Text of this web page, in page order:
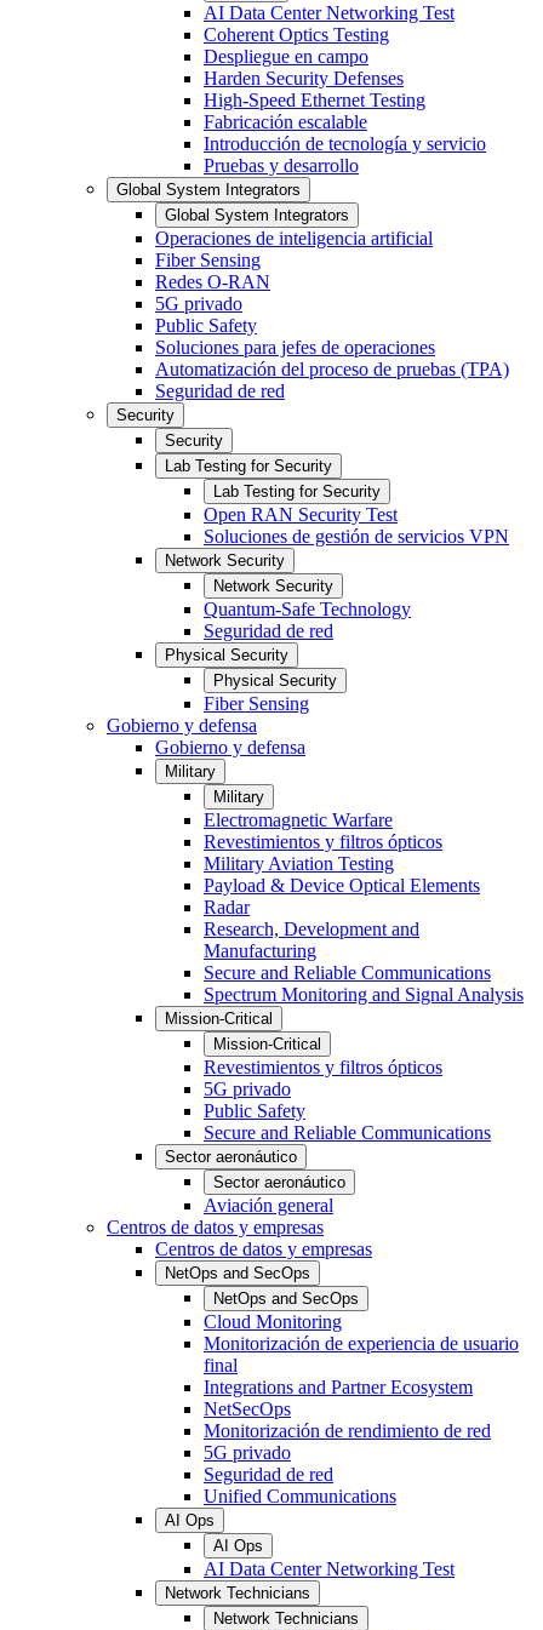
AI Data Center Networking Test
Coherent Optics Testing
Despliegue en campo
Harden Security Defenses
High-Speed Ethernet Testing
Fabricación escalable
Introducción de tecnología y servicio
Pruebas y desarrollo
Global System Integrators
Global System Integrators
Operaciones de inteligencia artificial
Fiber Sensing
Redes O-RAN
5G privado
Public Safety
Soluciones para jefes de operaciones
Automatización del proceso de pruebas (TPA)
Seguridad de red
Security
Security
Lab Testing for Security
Lab Testing for Security
Open RAN Security Test
Soluciones de gestión de servicios VPN
Network Security
Network Security
Quantum-Safe Technology
Seguridad de red
Physical Security
Physical Security
Fiber Sensing
Gobierno y defensa
Gobierno y defensa
Military
Military
Electromagnetic Warfare
Revestimientos y filtros ópticos
Military Aviation Testing
Payload & Device Optical Elements
Radar
Research, Development and
Manufacturing
Secure and Reliable Communications
Spectrum Monitoring and Signal Analysis
Mission-Critical
Mission-Critical
Revestimientos y filtros ópticos
5G privado
Public Safety
Secure and Reliable Communications
Sector aeronáutico
Sector aeronáutico
Aviación general
Centros de datos y empresas
Centros de datos y empresas
NetOps and SecOps
NetOps and SecOps
Cloud Monitoring
Monitorización de experiencia de usuario
final
Integrations and Partner Ecosystem
NetSecOps
Monitorización de rendimiento de red
5G privado
Seguridad de red
Unified Communications
AI Ops
AI Ops
AI Data Center Networking Test
Network Technicians
Network Technicians